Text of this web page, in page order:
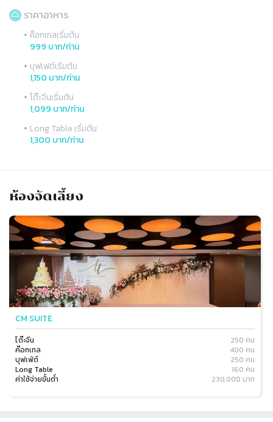
ราคาอาหาร
• ค็อกเทลเริ่มต้น
999 บาท/ท่าน
• บุฟเฟต์เริ่มต้น
1,150 บาท/ท่าน
• โต๊ะจีนเริ่มต้น
1,099 บาท/ท่าน
• Long Table เริ่มต้น
1,300 บาท/ท่าน
ห้องจัดเลี้ยง
Slide 1 of 1
CM SUITE
โต๊ะจีน
250 คน
ค๊อกเทล
400 คน
บุฟเฟ่ต์
250 คน
Long Table
160 คน
ค่าใช้จ่ายขั้นต่ำ
230,000 บาท